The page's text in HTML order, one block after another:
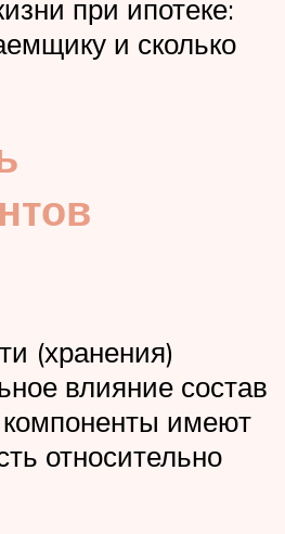
при ипотеке:
и сколько
(хранения)
влияние состав
имеют
относительно